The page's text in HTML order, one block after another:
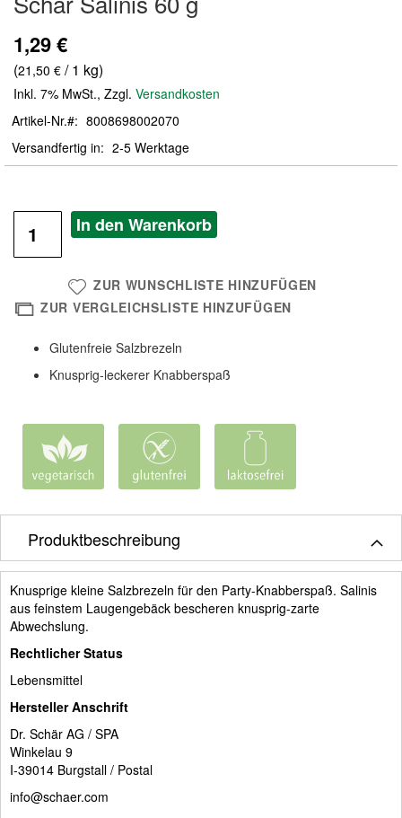
der
Bildergalerie
springen
1,29 €
(21,50 € / 1 kg)
Inkl. 7% MwSt., Zzgl. Versandkosten
Artikel-Nr.
8008698002070
Versandfertig in
2-5 Werktage
In den Warenkorb
ZUR WUNSCHLISTE HINZUFÜGEN
ZUR VERGLEICHSLISTE HINZUFÜGEN
Glutenfreie Salzbrezeln
Knusprig-leckerer Knabberspaß
Produktbeschreibung
Knusprige kleine Salzbrezeln für den Party-Knabberspaß. Salinis
aus feinstem Laugengebäck bescheren knusprig-zarte
Abwechslung.
Rechtlicher Status
Lebensmittel
Hersteller Anschrift
Dr. Schär AG / SPA
Winkelau 9
I-39014 Burgstall / Postal
info@schaer.com